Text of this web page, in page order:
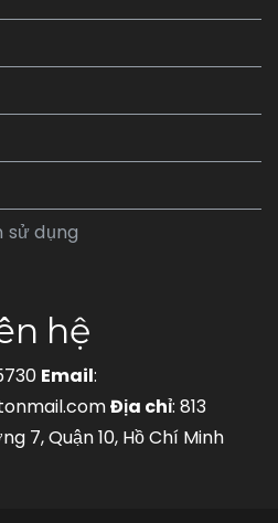
sử dụng
hệ
Email:
Địa chỉ: 813
7, Quận 10, Hồ Chí Minh